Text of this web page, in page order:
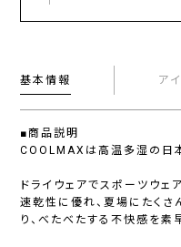
基本情報 ア
■商品説明
COOLMAXは高温多湿の日
ドライウェアでスポーツウェ
速乾性に優れ、夏場にたく
り、べたべたする不快感を素